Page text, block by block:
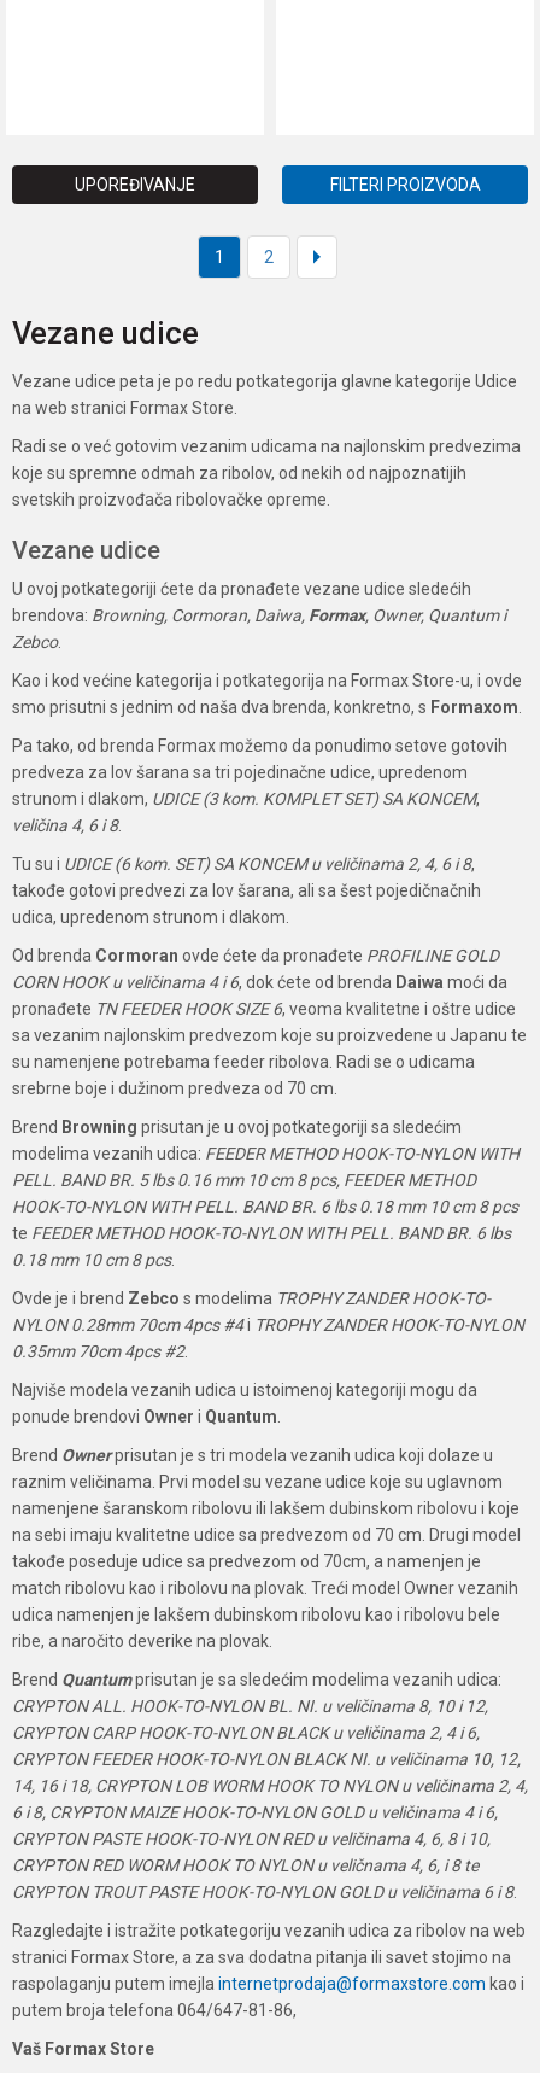
UPOREĐIVANJE FILTERI PROIZVODA
1 2
Vezane udice
Vezane udice peta je po redu potkategorija glavne kategorije Udice
na web stranici Formax Store.
Radi se o već gotovim vezanim udicama na najlonskim predvezima
koje su spremne odmah za ribolov, od nekih od najpoznatijih
svetskih proizvođača ribolovačke opreme.
Vezane udice
U ovoj potkategoriji ćete da pronađete vezane udice sledećih
brendova: Browning, Cormoran, Daiwa, Formax, Owner, Quantum i
Zebco.
Kao i kod većine kategorija i potkategorija na Formax Store-u, i ovde
smo prisutni s jednim od naša dva brenda, konkretno, s Formaxom
Pa tako, od brenda Formax možemo da ponudimo setove gotovih
predveza za lov šarana sa tri pojedinačne udice, upredenom
strunom i dlakom, UDICE (3 kom. KOMPLET SET) SA KONCEM,
veličina 4, 6 i 8.
Tu su i UDICE (6 kom. SET) SA KONCEM u veličinama 2, 4, 6 i 8,
takođe gotovi predvezi za lov šarana, ali sa šest pojedičnačnih
udica, upredenom strunom i dlakom.
Od brenda Cormoran ovde ćete da pronađete PROFILINE GOLD
CORN HOOK u veličinama 4 i 6, dok ćete od brenda Daiwa moći da
pronađete TN FEEDER HOOK SIZE 6, veoma kvalitetne i oštre udice
sa vezanim najlonskim predvezom koje su proizvedene u Japanu te
su namenjene potrebama feeder ribolova. Radi se o udicama
srebrne boje i dužinom predveza od 70 cm.
Brend Browning prisutan je u ovoj potkategoriji sa sledećim
modelima vezanih udica: FEEDER METHOD HOOK-TO-NYLON WITH
PELL. BAND BR. 5 lbs 0.16 mm 10 cm 8 pcs, FEEDER METHOD
HOOK-TO-NYLON WITH PELL. BAND BR. 6 lbs 0.18 mm 10 cm 8 pcs
te FEEDER METHOD HOOK-TO-NYLON WITH PELL. BAND BR. 6 lbs
0.18 mm 10 cm 8 pcs.
Ovde je i brend Zebco s modelima TROPHY ZANDER HOOK-TO-
NYLON 0.28mm 70cm 4pcs #4i TROPHY ZANDER HOOK-TO-NYLON
0.35mm 70cm 4pcs #2.
Najviše modela vezanih udica u istoimenoj kategoriji mogu da
ponude brendovi Owner i Quantum
Brend Ownerprisutan je s tri modela vezanih udica koji dolaze u
raznim veličinama. Prvi model su vezane udice koje su uglavnom
namenjene šaranskom ribolovu ili lakšem dubinskom ribolovu i koje
na sebi imaju kvalitetne udice sa predvezom od 70 cm. Drugi model
takođe poseduje udice sa predvezom od 70cm, a namenjen je
match ribolovu kao i ribolovu na plovak. Treći model Owner vezanih
udica namenjen je lakšem dubinskom ribolovu kao i ribolovu bele
ribe, a naročito deverike na plovak.
Brend Quantumprisutan je sa sledećim modelima vezanih udica:
CRYPTON ALL. HOOK-TO-NYLON BL. NI. u veličinama 8, 10 i 12,
CRYPTON CARP HOOK-TO-NYLON BLACK u veličinama 2, 4 i 6,
CRYPTON FEEDER HOOK-TO-NYLON BLACK NI. u veličinama 10, 12,
14, 16 i 18, CRYPTON LOB WORM HOOK TO NYLON u veličinama 2, 4,
6 i 8, CRYPTON MAIZE HOOK-TO-NYLON GOLD u veličinama 4 i 6,
CRYPTON PASTE HOOK-TO-NYLON RED u veličinama 4, 6, 8 i 10,
CRYPTON RED WORM HOOK TO NYLON u veličnama 4, 6, i 8 te
CRYPTON TROUT PASTE HOOK-TO-NYLON GOLD u veličinama 6 i 8.
Razgledajte i istražite potkategoriju vezanih udica za ribolov na web
stranici Formax Store, a za sva dodatna pitanja ili savet stojimo na
raspolaganju putem imejla internetprodaja@formaxstore.com kao i
putem broja telefona 064/647-81-86,
Vaš Formax Store